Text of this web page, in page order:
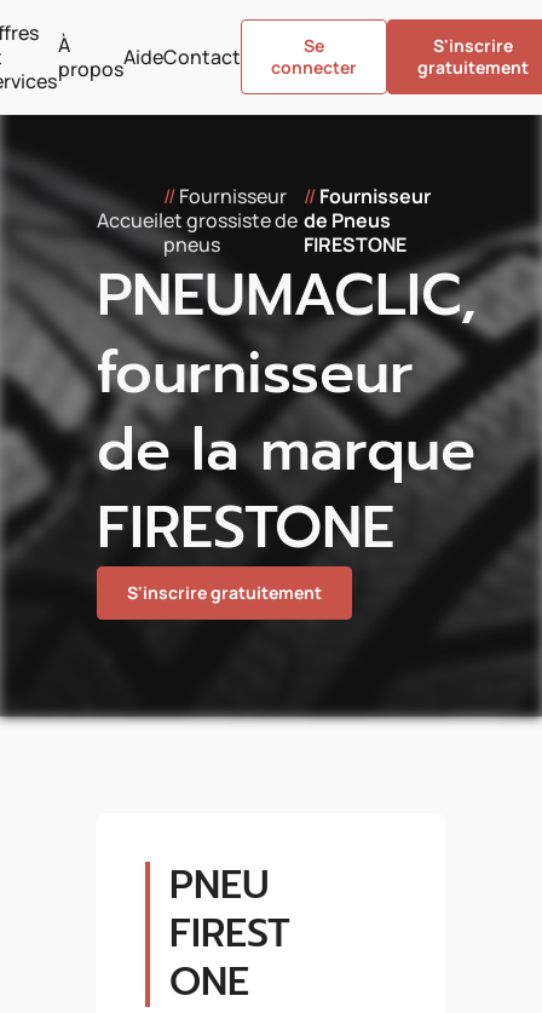
À
proposAideContact
Se
connecter
S'inscrire
gratuitement
Accueil
//Fournisseur
et grossiste de
pneus
//Fournisseur
de Pneus
FIRESTONE
PNEUMACLIC,
fournisseur
de la marque
FIRESTONE
S'inscrire gratuitement
PNEU
FIREST
ONE